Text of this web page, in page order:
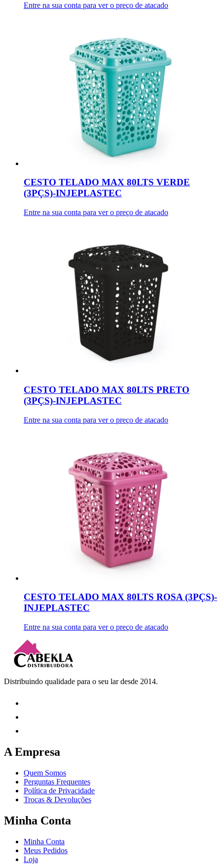
Entre na sua conta para ver o preço de atacado
CESTO TELADO MAX 80LTS VERDE
(3PÇS)-INJEPLASTEC
Entre na sua conta para ver o preço de atacado
CESTO TELADO MAX 80LTS PRETO
(3PÇS)-INJEPLASTEC
Entre na sua conta para ver o preço de atacado
CESTO TELADO MAX 80LTS ROSA (3PÇS)-
INJEPLASTEC
Entre na sua conta para ver o preço de atacado
Distribuindo qualidade para o seu lar desde 2014.
A Empresa
Quem Somos
Perguntas Frequentes
Política de Privacidade
Trocas & Devoluções
Minha Conta
Minha Conta
Meus Pedidos
Loja